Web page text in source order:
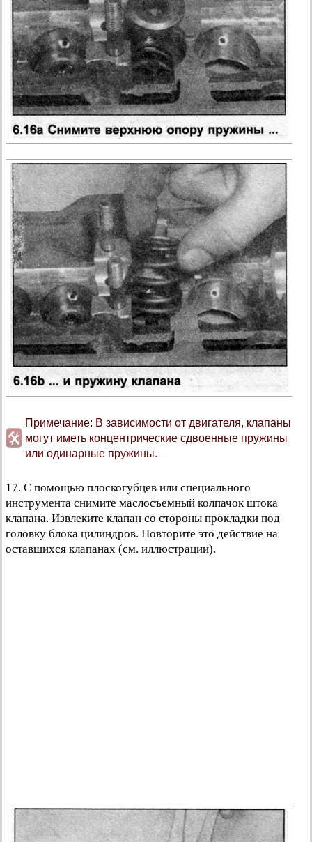
Примечание: В зависимости от двигателя, клапаны
могут иметь концентрические сдвоенные пружины
или одинарные пружины.
17. С помощью плоскогубцев или специального
инструмента снимите маслосъемный колпачок штока
клапана. Извлеките клапан со стороны прокладки под
головку блока цилиндров. Повторите это действие на
оставшихся клапанах (см. иллюстрации).